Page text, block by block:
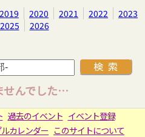
2019 2020 2021 2022
2023
2025 2026
せんでした…
過去のイベント イベント登録
カレンダー このサイトについて